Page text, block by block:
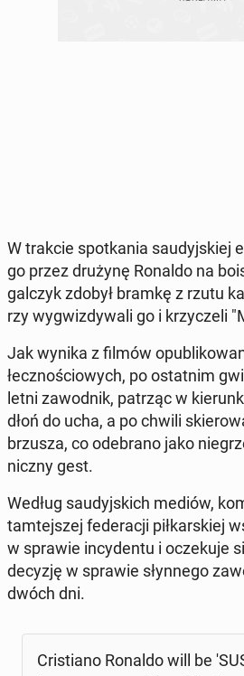
W trakcie spo­tka­nia sau­dyj­skiej
go przez drużynę Ronaldo na
gal­czyk zdobył bramkę z rzutu
rzy wy­gwiz­dy­wa­li go i krzy­cze­li
Jak wynika z filmów
łecz­no­ścio­wych, po ostat­nim
letni za­wod­nik, patrząc w
dłoń do ucha, a po chwili
brzu­sza, co ode­bra­no jako
nicz­ny gest.
Według sau­dyj­skich mediów,
tam­tej­szej fe­de­ra­cji pił­kar­skiej
w sprawie in­cy­den­tu i ocze­ku­je
decyzję w sprawie słyn­ne­go
dwóch dni.
Cri­stia­no Ronaldo will be